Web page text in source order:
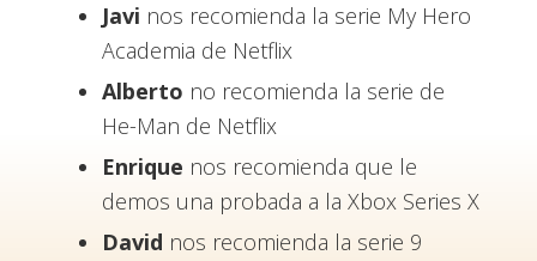
Javi nos recomienda la serie My Hero
Academia de Netflix
Alberto no recomienda la serie de
He-Man de Netflix
Enrique nos recomienda que le
demos una probada a la Xbox Series X
David nos recomienda la serie 9